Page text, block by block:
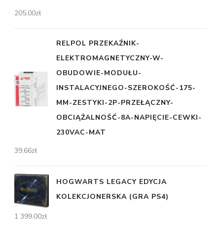
205,00zł
RELPOL PRZEKAŹNIK-
ELEKTROMAGNETYCZNY-W-
OBUDOWIE-MODUŁU-
INSTALACYJNEGO-SZEROKOŚĆ-175-
MM-ZESTYKI-2P-PRZEŁĄCZNY-
OBCIĄŻALNOŚĆ-8A-NAPIĘCIE-CEWKI-
230VAC-MAT
39,66zł
HOGWARTS LEGACY EDYCJA
KOLEKCJONERSKA (GRA PS4)
1 399,00zł